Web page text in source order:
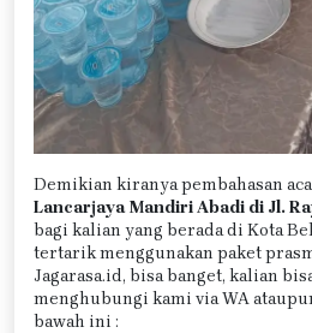
Demikian kiranya pembahasan
Lancarjaya Mandiri Abadi di Jl.
bagi kalian yang berada di Kota
tertarik menggunakan paket
Jagarasa.id, bisa banget, kalian
menghubungi kami via WA
bawah ini :